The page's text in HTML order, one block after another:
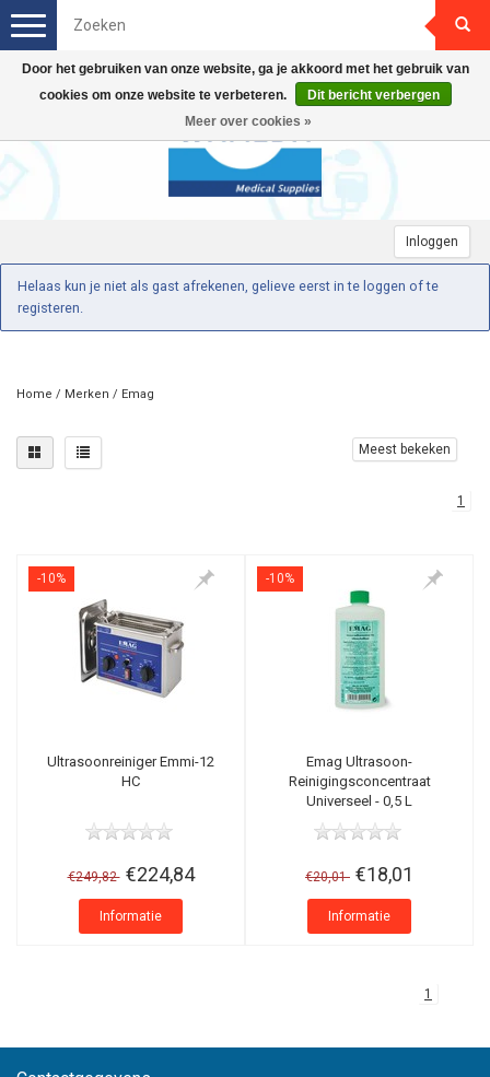
Inloggen
Toggle
Helaas kun je niet als gast afrekenen, gelieve eerst in te loggen of te
registeren.
Home / Merken / Emag
Meest bekeken
1
-10%
Ultrasoonreiniger Emmi-12
HC
€249,82 €224,84
Informatie
-10%
Emag Ultrasoon-
Reinigingsconcentraat
Universeel - 0,5 L
€20,01 €18,01
Informatie
1
Door het gebruiken van onze website, ga je akkoord met het gebruik van
cookies om onze website te verbeteren.
Dit bericht verbergen
Meer over cookies »